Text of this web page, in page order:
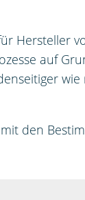
Hersteller
auf
den